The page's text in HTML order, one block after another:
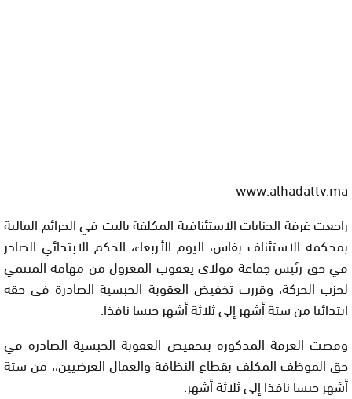
www.alhadattv.ma
راجعت غرفة الجنايات الاستئنافية المكلفة بالبت في الجرائم المالية
بمحكمة الاستئناف بفاس، اليوم الأربعاء، الحكم الابتدائي الصادر
في حق رئيس جماعة مولاي يعقوب المعزول من مهامه المنتمي
لحزب الحركة، وقررت تخفيض العقوبة الحبسية الصادرة في حقه
ابتدائيا من ستة أشهر إلى ثلاثة أشهر حبسا نافذا.
وقضت الغرفة المذكورة بتخفيض العقوبة الحبسية الصادرة في
حق الموظف المكلف بقطاع النظافة والعمال العرضيين،، من ستة
أشهر حبسا نافذا إلى ثلاثة أشهر.